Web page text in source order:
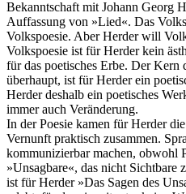
Bekanntschaft mit Johann Georg
Auffassung von »Lied«. Das
Volkspoesie. Aber Herder will
Volkspoesie ist für Herder kein
für das poetisches Erbe. Der
überhaupt, ist für Herder ein
Herder deshalb ein poetisches
immer auch Veränderung.
In der Poesie kamen für Herder
Vernunft praktisch zusammen.
kommunizierbar machen, obwohl
»Unsagbare«, das nicht Sichtbare
ist für Herder »Das Sagen des